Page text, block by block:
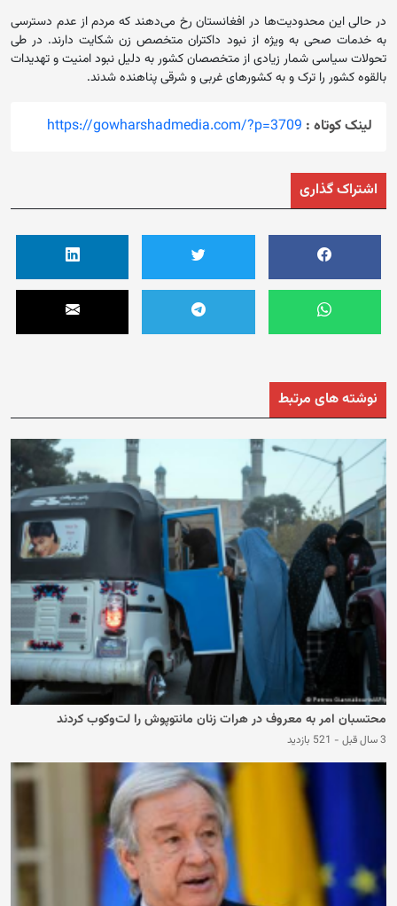
در حالی این محدودیت‌ها در افغانستان رخ می‌دهند که مردم از عدم دسترسی
به خدمات صحی به ویژه از نبود داکتران متخصص زن شکایت دارند. در طی
تحولات سیاسی شمار زیادی از متخصصان کشور به دلیل نبود امنیت و تهدیدات
بالقوه کشور را ترک و به کشورهای غربی و شرقی پناهنده شدند.
لینک کوتاه : https://gowharshadmedia.com/?p=3709
اشتراک گذاری
نوشته های مرتبط
محتسبان امر به معروف در هرات زنان مانتوپوش را لت‌وکوب کردند
3 سال قبل - 521 بازدید